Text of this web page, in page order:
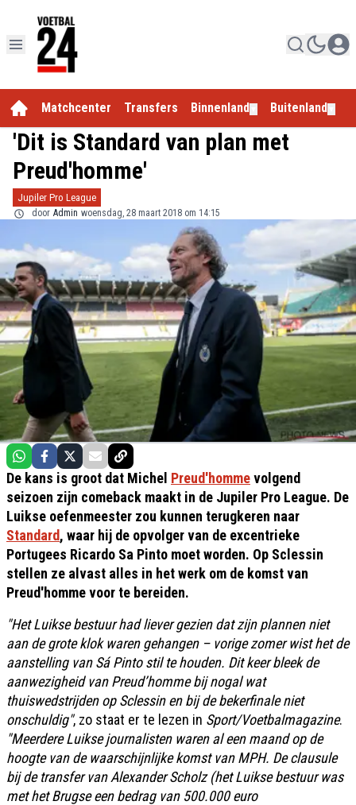
Matchcenter Transfers Binnenland Buitenland
'Dit is Standard van plan met
Preud'homme'
Jupiler Pro League
door Admin woensdag, 28 maart 2018 om 14:15
De kans is groot dat Michel Preud'hommevolgend
seizoen zijn comeback maakt in de Jupiler Pro League. De
Luikse oefenmeester zou kunnen terugkeren naar
Standard, waar hij de opvolger van de excentrieke
Portugees Ricardo Sa Pinto moet worden. Op Sclessin
stellen ze alvast alles in het werk om de komst van
Preud'homme voor te bereiden.
"Het Luikse bestuur had liever gezien dat zijn plannen niet
aan de grote klok waren gehangen – vorige zomer wist het de
aanstelling van Sá Pinto stil te houden. Dit keer bleek de
aanwezigheid van Preud’homme bij nogal wat
thuiswedstrijden op Sclessin en bij de bekerfinale niet
onschuldig", zo staat er te lezen in Sport/Voetbalmagazine.
"Meerdere Luikse journalisten waren al een maand op de
hoogte van de waarschijnlijke komst van MPH. De clausule
bij de transfer van Alexander Scholz (het Luikse bestuur was
met het Brugse een bedrag van 500.000 euro